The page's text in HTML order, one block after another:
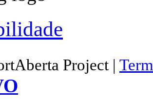
Project |